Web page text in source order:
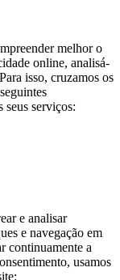
melhor o
online, analisá-
isso, cruzamos os
seus serviços:
e analisar
e navegação em
continuamente a
usamos